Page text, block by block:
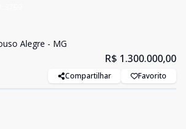
Alegre - MG
R$ 1.300.000,00
Compartilhar Favorito